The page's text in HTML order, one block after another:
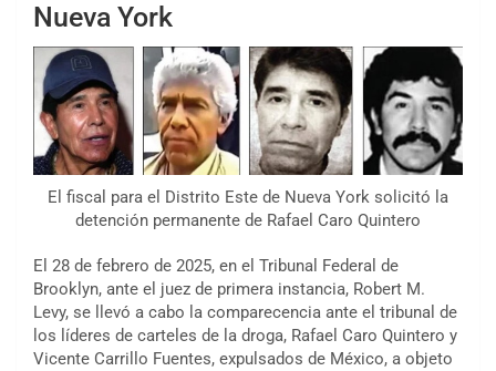
Nueva York
El fiscal para el Distrito Este de Nueva York solicitó la
detención permanente de Rafael Caro Quintero
El 28 de febrero de 2025, en el Tribunal Federal de
Brooklyn, ante el juez de primera instancia, Robert M.
Levy, se llevó a cabo la comparecencia ante el tribunal de
los líderes de carteles de la droga, Rafael Caro Quintero y
Vicente Carrillo Fuentes, expulsados de México, a objeto